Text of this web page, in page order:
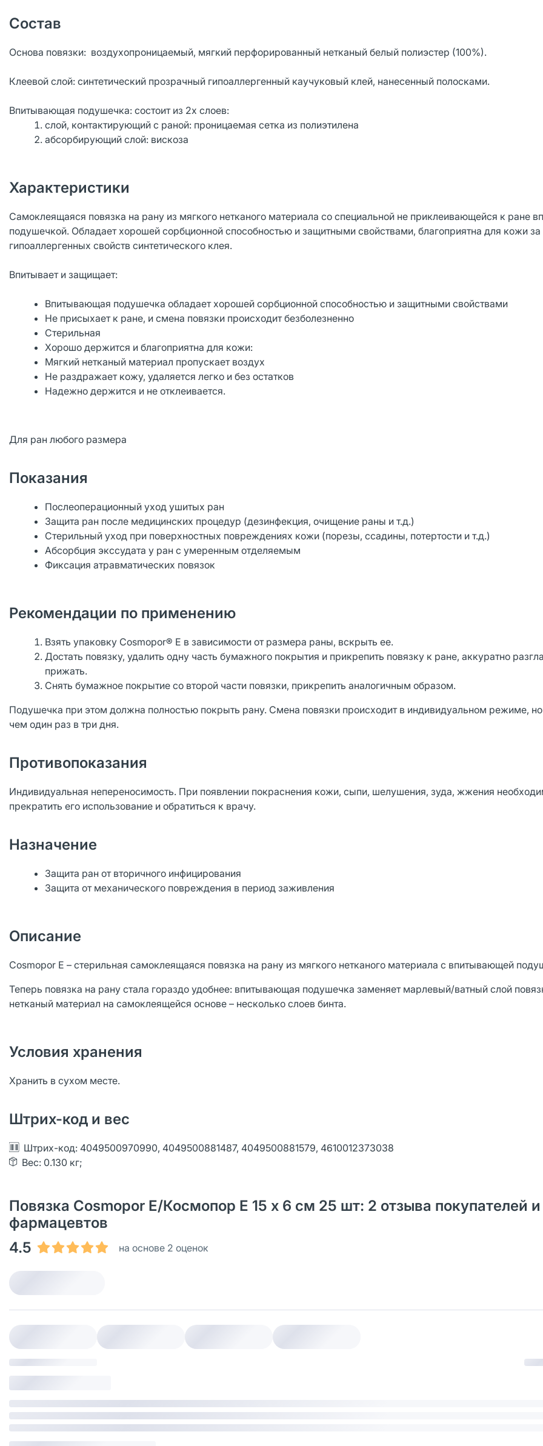
Состав
Основа повязки: воздухопроницаемый, мягкий перфорированный нетканый белый полиэстер (100%).
Клеевой слой: синтетический прозрачный гипоаллергенный каучуковый клей, нанесенный полосками.
Впитывающая подушечка: состоит из 2х слоев:
слой, контактирующий с раной: проницаемая сетка из полиэтилена
абсорбирующий слой: вискоза
Характеристики
Самоклеящаяся повязка на рану из мягкого нетканого материала со специальной не приклеивающейся к ране
подушечкой. Обладает хорошей сорбционной способностью и защитными свойствами, благоприятна для кожи за
гипоаллергенных свойств синтетического клея.
Впитывает и защищает:
Впитывающая подушечка обладает хорошей сорбционной способностью и защитными свойствами
Не присыхает к ране, и смена повязки происходит безболезненно
Стерильная
Хорошо держится и благоприятна для кожи:
Мягкий нетканый материал пропускает воздух
Не раздражает кожу, удаляется легко и без остатков
Надежно держится и не отклеивается.
Для ран любого размера
Показания
Послеоперационный уход ушитых ран
Защита ран после медицинских процедур (дезинфекция, очищение раны и т.д.)
Стерильный уход при поверхностных повреждениях кожи (порезы, ссадины, потертости и т.д.)
Абсорбция экссудата у ран с умеренным отделяемым
Фиксация атравматических повязок
Рекомендации по применению
Взять упаковку Cosmopor® E в зависимости от размера раны, вскрыть ее.
Достать повязку, удалить одну часть бумажного покрытия и прикрепить повязку к ране, аккуратно
прижать.
Снять бумажное покрытие со второй части повязки, прикрепить аналогичным образом.
Подушечка при этом должна полностью покрыть рану. Смена повязки происходит в индивидуальном режиме,
чем один раз в три дня.
Противопоказания
Индивидуальная непереносимость. При появлении покраснения кожи, сыпи, шелушения, зуда, жжения
прекратить его использование и обратиться к врачу.
Назначение
Защита ран от вторичного инфицирования
Защита от механического повреждения в период заживления
Описание
Cosmopor E – стерильная самоклеящаяся повязка на рану из мягкого нетканого материала с впитывающей
Теперь повязка на рану стала гораздо удобнее: впитывающая подушечка заменяет марлевый/ватный слой
нетканый материал на самоклеящейся основе – несколько слоев бинта.
Условия хранения
Хранить в сухом месте.
Штрих-код и вес
Штрих-код: 4049500970990, 4049500881487, 4049500881579, 4610012373038
Вес: 0.130 кг;
Повязка Cosmopor Е/Космопор Е 15 х 6 см 25 шт: 2 отзыва покупателей и
фармацевтов
4.5
на основе 2 оценок